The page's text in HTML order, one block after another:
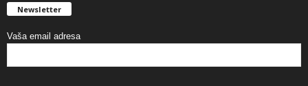
Newsletter
Vaša email adresa